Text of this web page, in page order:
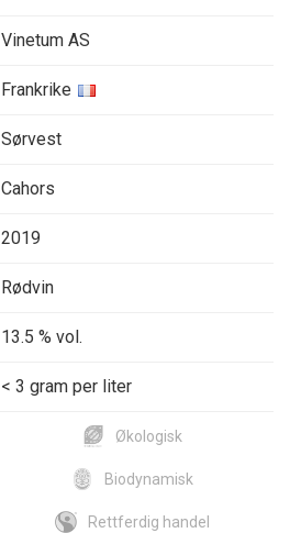
Vinetum AS
Frankrike
Sørvest
Cahors
2019
Rødvin
13.5 % vol.
< 3 gram per liter
Økologisk
Biodynamisk
Rettferdig handel